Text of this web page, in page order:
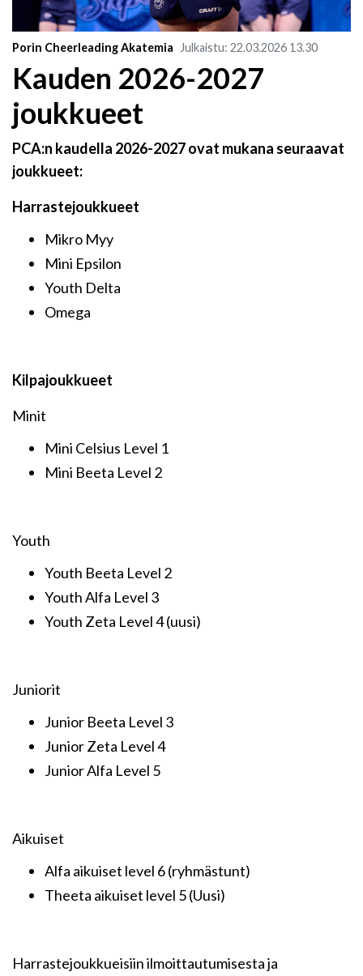
Porin Cheerleading Akatemia Julkaistu: 22.03.2026 13.30
Kauden 2026-2027
joukkueet
PCA:n kaudella 2026-2027 ovat mukana seuraavat
joukkueet:
Harrastejoukkueet
Mikro Myy
Mini Epsilon
Youth Delta
Omega
Kilpajoukkueet
Minit
Mini Celsius Level 1
Mini Beeta Level 2
Youth
Youth Beeta Level 2
Youth Alfa Level 3
Youth Zeta Level 4 (uusi)
Juniorit
Junior Beeta Level 3
Junior Zeta Level 4
Junior Alfa Level 5
Aikuiset
Alfa aikuiset level 6 (ryhmästunt)
Theeta aikuiset level 5 (Uusi)
Harrastejoukkueisiin ilmoittautumisesta ja